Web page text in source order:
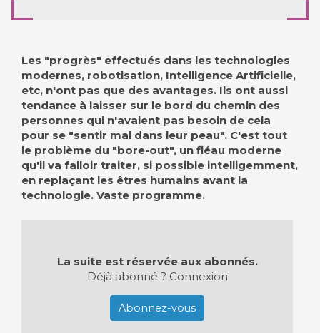
Les "progrès" effectués dans les technologies
modernes, robotisation, Intelligence Artificielle,
etc, n'ont pas que des avantages. Ils ont aussi
tendance à laisser sur le bord du chemin des
personnes qui n'avaient pas besoin de cela
pour se "sentir mal dans leur peau". C'est tout
le problème du "bore-out", un fléau moderne
qu'il va falloir traiter, si possible intelligemment,
en replaçant les êtres humains avant la
technologie. Vaste programme.
La suite est réservée aux abonnés.
Déjà abonné ? Connexion
Abonnez-vous